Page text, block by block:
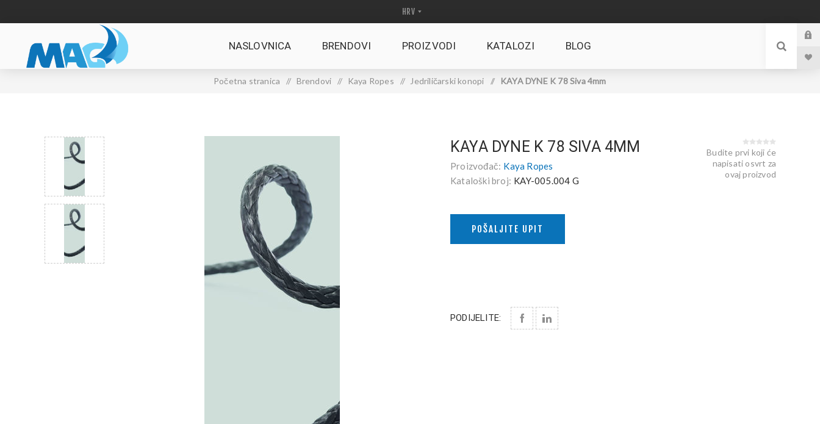
NASLOVNICA BRENDOVI PROIZVODI KATALOZI BLOG
Početna stranica / Brendovi / Kaya Ropes / Jedriličarski konopi / KAYA DYNE K 78 Siva 4mm
KAYA DYNE K 78 SIVA 4MM
Proizvođač: Kaya Ropes
Kataloški broj: KAY-005.004 G
Budite prvi koji će
napisati osvrt za
ovaj proizvod
POŠALJITE UPIT
PODIJELITE: